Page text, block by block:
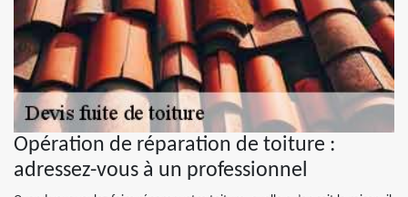
Opération de réparation de toiture :
adressez-vous à un professionnel